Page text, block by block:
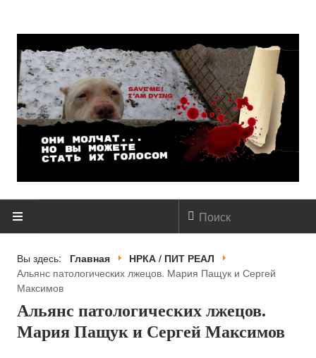
ГЛАВНАЯ
О НАС
Мои собаки
Вы здесь: Главная
НРКА / ПИТ РЕАЛ
Альянс патологических лжецов. Мария Пащук и Сергей
Максимов
Альянс патологических лжецов.
Мария Пащук и Сергей Максимов